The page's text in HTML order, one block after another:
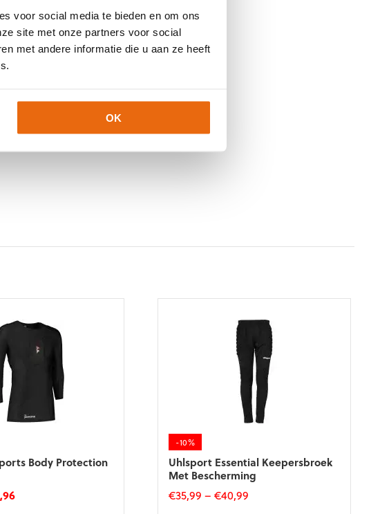
voor social media te bieden en om ons
site met onze partners voor social
met andere informatie die u aan ze heeft
OK
Body Protection
Huidige
-10%
Uhlsport Essential Keepersbroek
Met Bescherming
€35,99 – €40,99